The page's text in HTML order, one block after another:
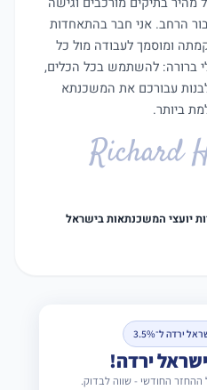
הרחב. אני חבר בהתאחדות
ומוסמך לעבודה מול כל
ברורה: להשתמש בכל הכלים,
עבורכם את המשכנתא
ביותר.
Richard
יועצי המשכנתאות בישראל
ירדה ל־3.5%
ירדה!
ההחזר החודשי - שווה לבדוק.